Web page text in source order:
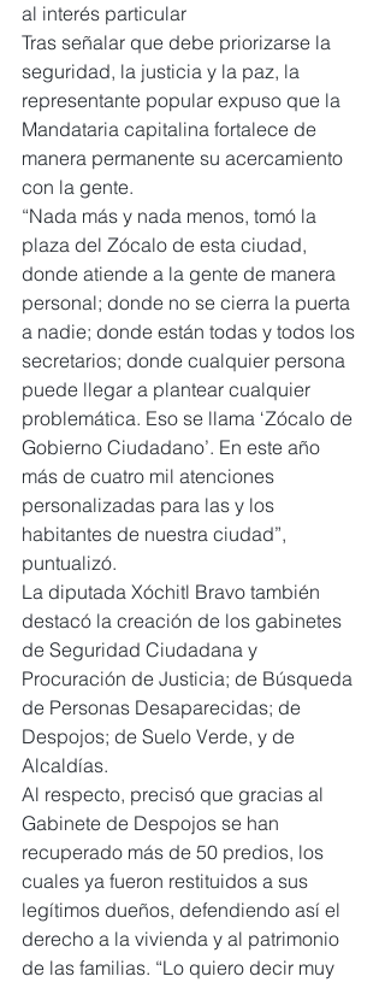
al interés particular
Tras señalar que debe priorizarse la
seguridad, la justicia y la paz, la
representante popular expuso que la
Mandataria capitalina fortalece de
manera permanente su acercamiento
con la gente.
“Nada más y nada menos, tomó la
plaza del Zócalo de esta ciudad,
donde atiende a la gente de manera
personal; donde no se cierra la puerta
a nadie; donde están todas y todos los
secretarios; donde cualquier persona
puede llegar a plantear cualquier
problemática. Eso se llama ‘Zócalo de
Gobierno Ciudadano’. En este año
más de cuatro mil atenciones
personalizadas para las y los
habitantes de nuestra ciudad”,
puntualizó.
La diputada Xóchitl Bravo también
destacó la creación de los gabinetes
de Seguridad Ciudadana y
Procuración de Justicia; de Búsqueda
de Personas Desaparecidas; de
Despojos; de Suelo Verde, y de
Alcaldías.
Al respecto, precisó que gracias al
Gabinete de Despojos se han
recuperado más de 50 predios, los
cuales ya fueron restituidos a sus
legítimos dueños, defendiendo así el
derecho a la vivienda y al patrimonio
de las familias. “Lo quiero decir muy